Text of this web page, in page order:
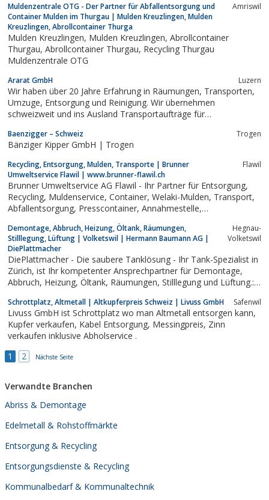
Muldenzentrale OTG - Der Partner für Abfallentsorgung und
Container Mulden im Thurgau | Mulden Kreuzlingen, Mulden
Kreuzlingen, Abrollcontainer Thurga
Amriswil
Mulden Kreuzlingen, Mulden Kreuzlingen, Abrollcontainer
Thurgau, Abrollcontainer Thurgau, Recycling Thurgau
Muldenzentrale OTG
Ararat GmbH Luzern
Wir haben über 20 Jahre Erfahrung in Räumungen, Transporten,
Umzuge, Entsorgung und Reinigung. Wir übernehmen
schweizweit und ins Ausland Transportaufträge für
Kurierdienst und Kombinierte Transporte und wir machen Ihnen
ein gutes Pauschalangebot.
Baenzigger – Schweiz Trogen
Bänziger Kipper GmbH | Trogen
Recycling, Entsorgung, Mulden, Transporte | Brunner
Umweltservice Flawil | www.brunner-flawil.ch
Flawil
Brunner Umweltservice AG Flawil - Ihr Partner für Entsorgung,
Recycling, Muldenservice, Container, Welaki-Mulden, Transport,
Abfallentsorgung, Presscontainer, Annahmestelle,
www.brunner-flawil.ch
Demontage, Abbruch, Heizung, Öltank, Räumungen,
Stilllegung, Lüftung | Volketswil | Hermann Baumann AG |
DiePlattmacher
Hegnau-
Volketswil
DiePlattmacher - Die saubere Tanklösung - Ihr Tank-Spezialist in
Zürich, ist Ihr kompetenter Ansprechpartner für Demontage,
Abbruch, Heizung, Öltank, Räumungen, Stilllegung und Lüftung.:
Schrottplatz, Altmetall | Altkupferpreis Schweiz | Livuss GmbH Safenwil
Livuss GmbH ist Schrottplatz wo man Altmetall entsorgen kann,
Kupfer verkaufen, Kabel Entsorgung, Messingpreis, Zinn
verkaufen inklusive Abholservice .
1
2 Nächste Seite
Verwandte Branchen
Abriss & Demontage
Edelmetall & Rohstoffmärkte
Entsorgung & Recycling
Entsorgungsdienste & Recycling
Kommunalbedarf & Kommunaltechnik